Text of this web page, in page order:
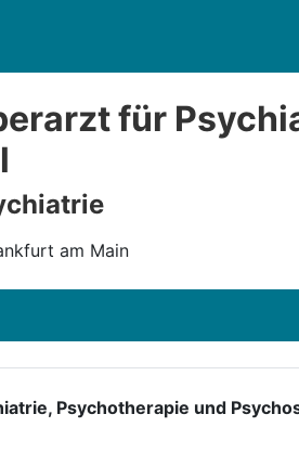
für
am Main
Psychotherapie und